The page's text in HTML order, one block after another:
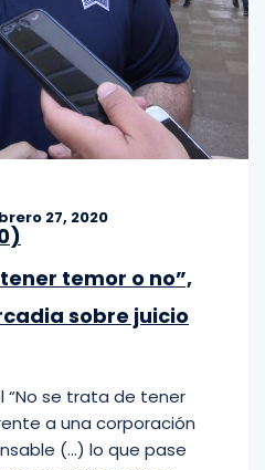
27, 2020
)
temor o no”,
sobre juicio
“No se trata de tener
a una corporación
(…) lo que pase